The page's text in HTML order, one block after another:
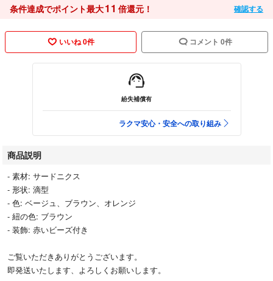
条件達成でポイント最大11 倍還元！ 確認する
いいね 0件 コメント 0件
紛失補償有
ラクマ安心・安全への取り組み
商品説明
- 素材: サードニクス
- 形状: 滴型
- 色: ベージュ、ブラウン、オレンジ
- 紐の色: ブラウン
- 装飾: 赤いビーズ付き
ご覧いただきありがとうございます。
即発送いたします、よろしくお願いします。